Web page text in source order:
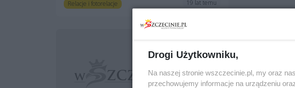
Relacje i fotorelacje 19 lat temu
Drogi Użytkowniku,
Na naszej stronie wszczecinie.pl, my oraz
przechowujemy informacje na urządzeniu